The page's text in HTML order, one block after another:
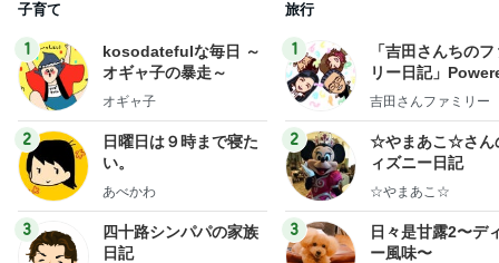
子育て
1
kosodatefulな毎日 ～
オギャ子の暴走～
オギャ子
2
日曜日は９時まで寝た
い。
あべかわ
3
四十路シンパパの家族
日記
旅行
1
「吉田さんちの
リー日記」
y Ameba 吉田さ
ログ
吉田さんファミリー
2
☆やまあこ☆さん
ィズニー日記
☆やまあこ☆
3
日々是甘露2〜デ
ー風味〜